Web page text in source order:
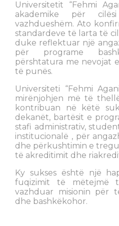
Universitetit “Fehmi
akademike për
vazhdueshëm. Ato
standardeve të larta të
duke reflektuar një
për programe
përshtatura me nevojat
të punës.
Universiteti “Fehmi
mirënjohjen më të
kontribuan në këtë
dekanët, bartësit e
stafi administrativ,
institucionalë , për
dhe përkushtimin e
të akreditimit dhe
Ky sukses është një
fuqizimit të mëtejmë
vazhduar misionin për
dhe bashkëkohor.